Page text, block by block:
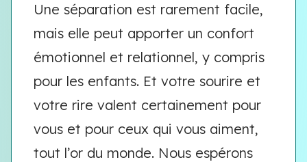
Une séparation est rarement facile,
mais elle peut apporter un confort
émotionnel et relationnel, y compris
pour les enfants. Et votre sourire et
votre rire valent certainement pour
vous et pour ceux qui vous aiment,
tout l’or du monde. Nous espérons